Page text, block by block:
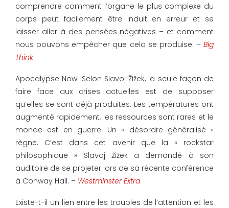
comprendre comment l’organe le plus complexe du
corps peut facilement être induit en erreur et se
laisser aller à des pensées négatives – et comment
nous pouvons empêcher que cela se produise. – Big
Think
Apocalypse Now! Selon Slavoj Žižek, la seule façon de
faire face aux crises actuelles est de supposer
qu’elles se sont déjà produites. Les températures ont
augmenté rapidement, les ressources sont rares et le
monde est en guerre. Un « désordre généralisé »
règne. C’est dans cet avenir que la « rockstar
philosophique » Slavoj Žižek a demandé à son
auditoire de se projeter lors de sa récente conférence
à Conway Hall. – Westminster Extra
Existe-t-il un lien entre les troubles de l’attention et les